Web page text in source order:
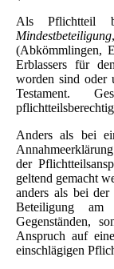
Als Pflichtteil
Mindestbeteiligung
(Abkömmlingen,
Erblassers für
worden sind oder
Testament.
Anders als bei
der
geltend gemacht
anders als bei
Beteiligung am
Gegenständen,
Anspruch auf eine
einschlägigen